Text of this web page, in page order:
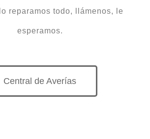
lo reparamos todo, llámenos, le
esperamos.
Central de Averías